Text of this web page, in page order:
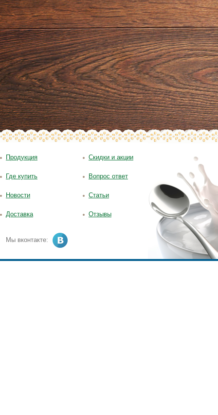
Продукция
Где купить
Новости
Доставка
Скидки и акции
Вопрос ответ
Статьи
Отзывы
Мы вконтакте: